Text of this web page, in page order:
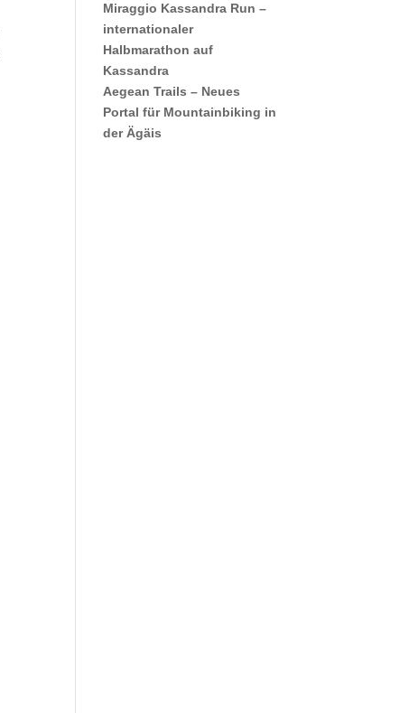
Miraggio Kassandra Run –
internationaler
Halbmarathon auf
Kassandra
Aegean Trails – Neues
Portal für Mountainbiking in
der Ägäis